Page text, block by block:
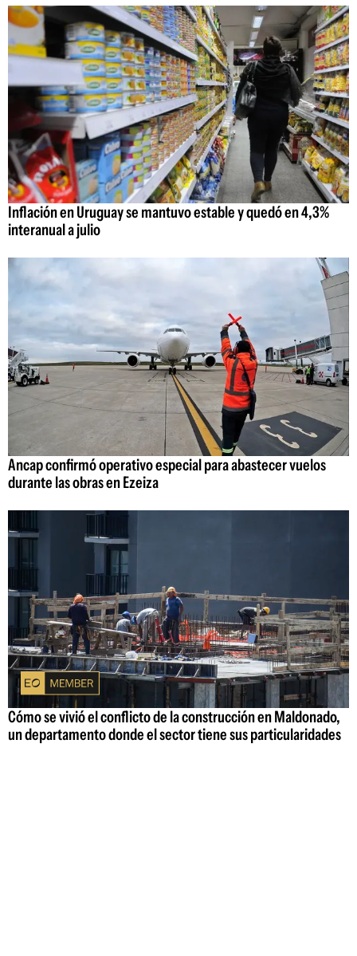
Inflación en Uruguay se mantuvo estable y quedó en 4,3%
interanual a julio
Ancap confirmó operativo especial para abastecer vuelos
durante las obras en Ezeiza
Cómo se vivió el conflicto de la construcción en Maldonado,
un departamento donde el sector tiene sus particularidades